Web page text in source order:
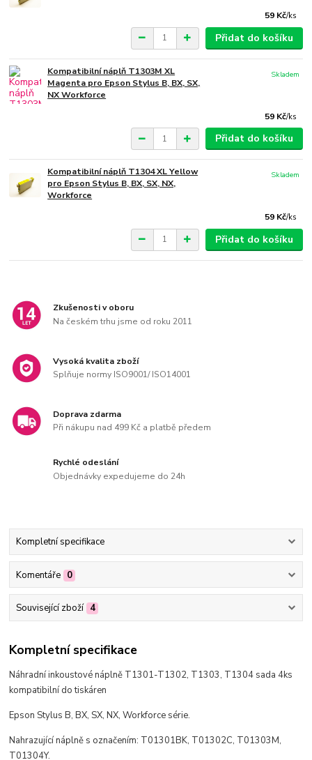
59 Kč/ks
Přidat do košíku
Kompatibilní náplň T1303M XL
Magenta pro Epson Stylus B, BX, SX,
NX Workforce
59 Kč/ks
Skladem
Přidat do košíku
Kompatibilní náplň T1304 XL Yellow
pro Epson Stylus B, BX, SX, NX,
Workforce
59 Kč/ks
Skladem
Přidat do košíku
Zkušenosti v oboru
Na českém trhu jsme od roku 2011
Vysoká kvalita zboží
Splňuje normy ISO9001/ ISO14001
Doprava zdarma
Při nákupu nad 499 Kč a platbě předem
Rychlé odeslání
Objednávky expedujeme do 24h
Kompletní specifikace
Komentáře 0
Související zboží 4
Kompletní specifikace
Náhradní inkoustové náplně T1301-T1302, T1303, T1304 sada 4ks
kompatibilní do tiskáren
Epson Stylus B, BX, SX, NX, Workforce série.
Nahrazující náplně s označením: T01301BK, T01302C, T01303M,
T01304Y.